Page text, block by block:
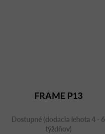
FRAME P13
Dostupné (dodacia lehota 4 - 6
týždňov)